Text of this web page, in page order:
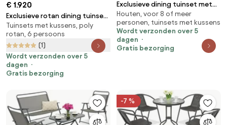
€ 1.920
Exclusieve rotan dining tuinset
Londen Garden Point
cappuccino
Tuinsets met kussens, poly
rotan, 6 persoons
(1)
Wordt verzonden over 5
dagen
Gratis bezorging
Exclusieve dining tuinset met
grote tafel Córdoba voor 10
personen Garden Point grijs
Houten, voor 8 of meer
personen, tuinsets met kussens
Wordt verzonden over 5
dagen
Gratis bezorging
-7 %